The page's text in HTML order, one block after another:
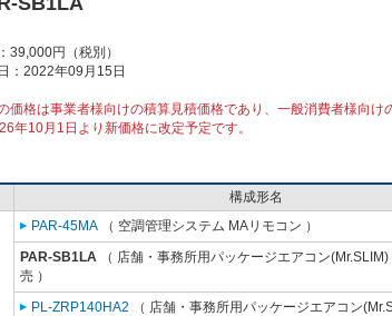
39,000円（税別）
：2022年09月15日
価格は事業者様向けの積算見積価格であり、一般消費者様向け
年10月1日より新価格に改定予定です。
構成形名
PAR-45MA （ 空調管理システム MAリモコン ）
PAR-SB1LA （ 店舗・事務所用パッケージエアコン(Mr.SLIM)
売 ）
PL-ZRP140HA2 （ 店舗・事務所用パッケージエアコン